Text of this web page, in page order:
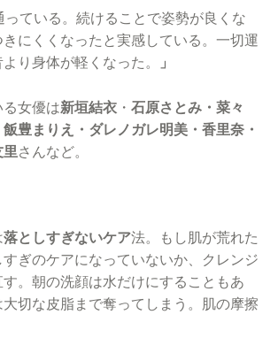
っている。続けることで姿勢が良くな
きにくくなったと実感している。一切運
り身体が軽くなった。
」
女優は新垣結衣 ・ 石原さとみ・菜々
豊まりえ・ダレノガレ明美・香里奈・
里さんなど。
落としすぎないケア法。もし肌が荒れた
ぎのケアになっていないか、クレンジ
。朝の洗顔は水だけにすることもあ
切な皮脂まで奪ってしまう。肌の摩擦